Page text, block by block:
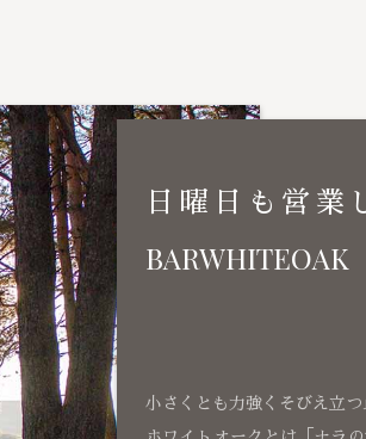
日曜日も営業
BARWHITEOAK
小さくとも力強くそびえ立つ